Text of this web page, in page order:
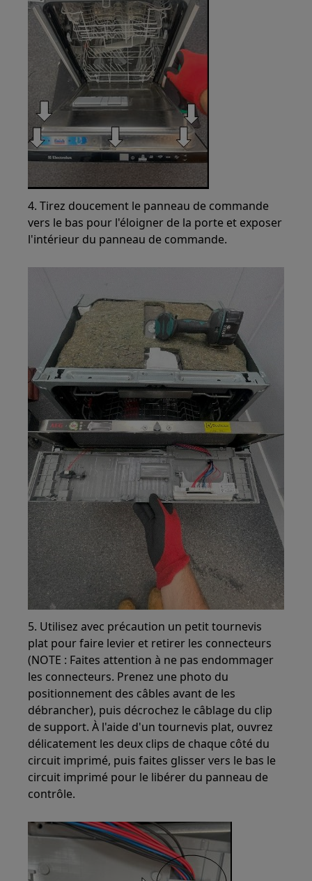
4. Tirez doucement le panneau de commande
vers le bas pour l'éloigner de la porte et exposer
l'intérieur du panneau de commande.
5. Utilisez avec précaution un petit tournevis
plat pour faire levier et retirer les connecteurs
(NOTE : Faites attention à ne pas endommager
les connecteurs. Prenez une photo du
positionnement des câbles avant de les
débrancher), puis décrochez le câblage du clip
de support. À l'aide d'un tournevis plat, ouvrez
délicatement les deux clips de chaque côté du
circuit imprimé, puis faites glisser vers le bas le
circuit imprimé pour le libérer du panneau de
contrôle.